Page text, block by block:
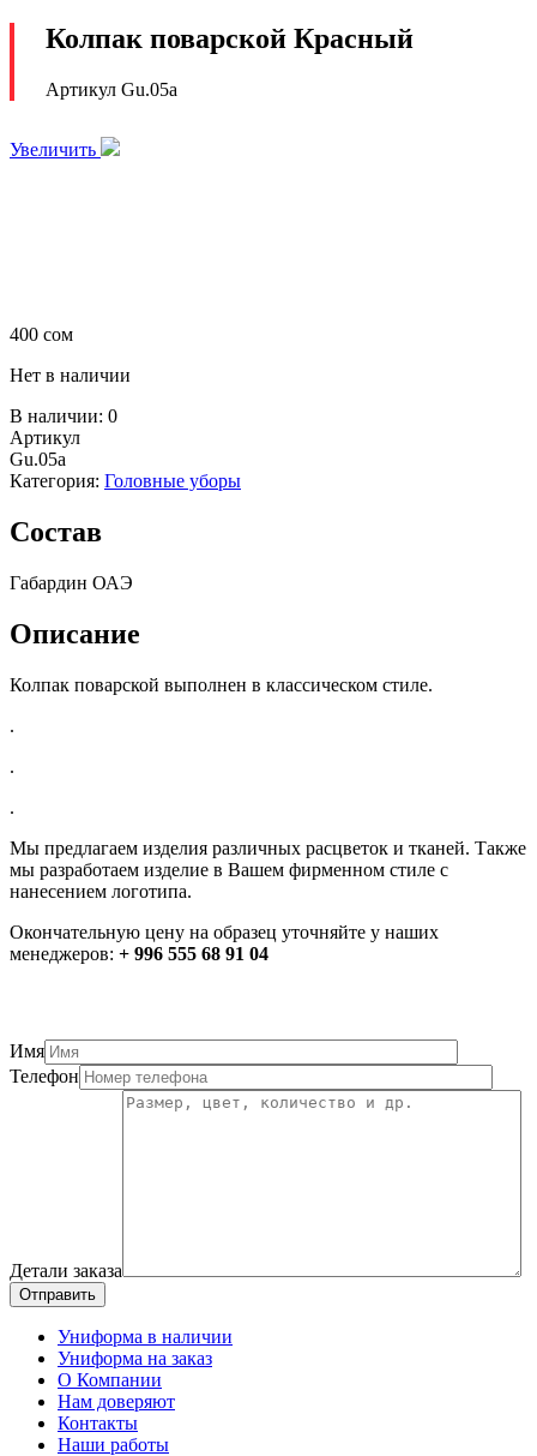
Колпак поварской Красный
Артикул Gu.05a
Увеличить
400 сом
Нет в наличии
В наличии: 0
Артикул
Gu.05a
Категория: Головные уборы
Состав
Габардин ОАЭ
Описание
Колпак поварской выполнен в классическом стиле.
.
.
.
Мы предлагаем изделия различных расцветок и тканей. Также
мы разработаем изделие в Вашем фирменном стиле с
нанесением логотипа.
Окончательную цену на образец уточняйте у наших
менеджеров: + 996 555 68 91 04
Имя
Телефон
Детали заказа
Отправить
Униформа в наличии
Униформа на заказ
О Компании
Нам доверяют
Контакты
Наши работы